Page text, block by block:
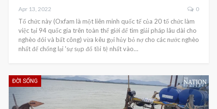
Apr 13, 2022 0
Tổ chức này (Oxfam là một liên minh quốc tế của 20 tổ chức làm
việc tại 94 quốc gia trên toàn thế giới để tìm giải pháp lâu dài cho
nghèo đói và bất công) vừa kêu gọi hủy bỏ nợ cho các nước nghèo
nhất để chống lại 'sự sụp đổ tồi tệ nhất vào…
ĐỜI SỐNG